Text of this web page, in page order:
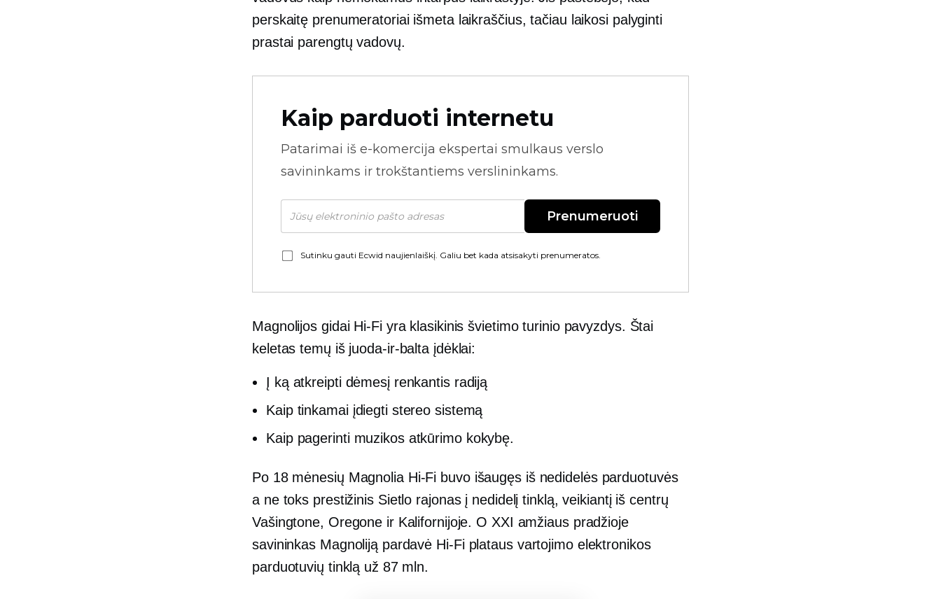
perskaitę prenumeratoriai išmeta laikraščius, tačiau laikosi palyginti
prastai parengtų vadovų.
Kaip parduoti internetu
Patarimai iš e-komercija ekspertai smulkaus verslo
savininkams ir trokštantiems verslininkams.
Prenumeruoti
Sutinku gauti Ecwid naujienlaiškį. Galiu bet kada atsisakyti prenumeratos.
Magnolijos gidai Hi-Fiyra klasikinis švietimo turinio pavyzdys. Štai
keletas temų iš juoda-ir-balta įdėklai:
Į ką atkreipti dėmesį renkantis radiją
Kaip tinkamai įdiegti stereo sistemą
Kaip pagerinti muzikos atkūrimo kokybę.
Po 18 mėnesių Magnolia Hi-Fi buvo išaugęs iš nedidelės parduotuvės
a ne toks prestižinisSietlo rajonas į nedidelį tinklą, veikiantį iš centrų
Vašingtone, Oregone ir Kalifornijoje. O XXI amžiaus pradžioje
savininkas Magnoliją pardavė Hi-Fiplataus vartojimo elektronikos
parduotuvių tinklą už 87 mln.